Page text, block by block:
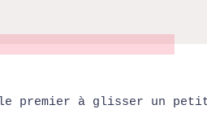
le premier à glisser un